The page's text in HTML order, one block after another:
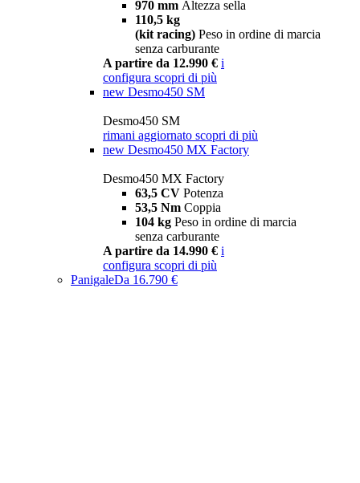
970 mm Altezza sella
110,5 kg
(kit racing) Peso in ordine di marcia
senza carburante
A partire da 12.990 € i
configura scopri di più
new Desmo450 SM
Desmo450 SM
rimani aggiornato scopri di più
new Desmo450 MX Factory
Desmo450 MX Factory
63,5 CV Potenza
53,5 Nm Coppia
104 kg Peso in ordine di marcia
senza carburante
A partire da 14.990 € i
configura scopri di più
PanigaleDa 16.790 €